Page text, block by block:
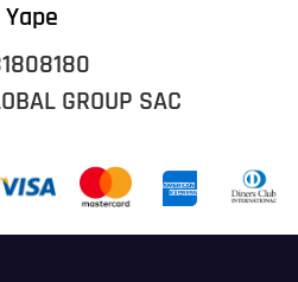
Yape
GROUP SAC